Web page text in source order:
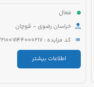
فعال
خراسان رضوی - قوچان
کد مزایده : 5221007144000217
اطلاعات بیشتر